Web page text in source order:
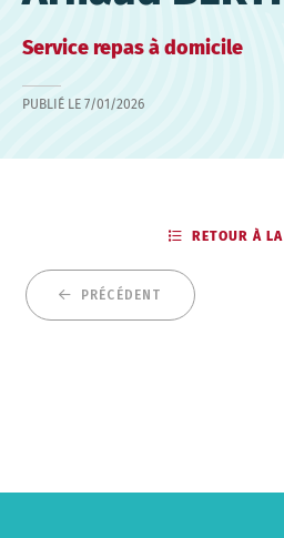
Service repas à domicile
PUBLIÉ LE 7/01/2026
PRÉCÉDENT
RETOUR À